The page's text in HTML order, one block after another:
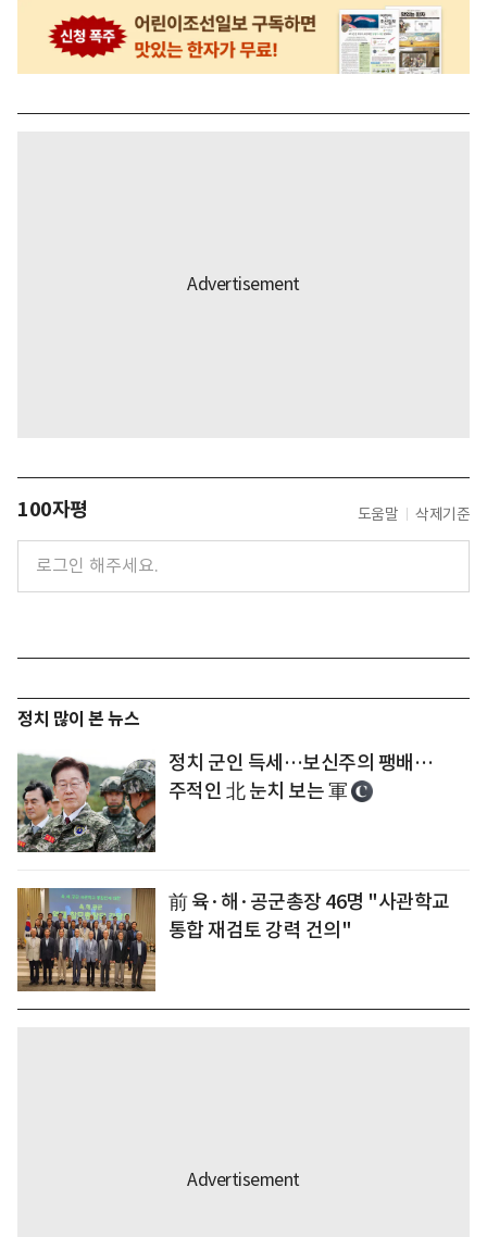
100자평 도움말 삭제기준
정치 많이 본 뉴스
정치 군인 득세…보신주의 팽배…
주적인 北 눈치 보는 軍
前 육·해·공군총장 46명 "사관학교
통합 재검토 강력 건의"